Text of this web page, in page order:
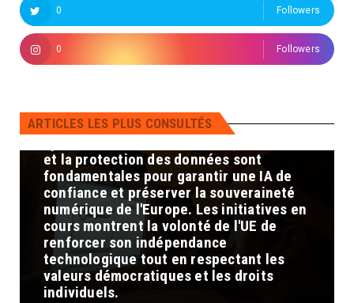
0 Followers
0 Followers
ARTICLES LES PLUS CONSULTÉS
doit réduire sa dépendance vis-à-vis des
géants technologiques américains et
asiatiques en développant ses propres
infrastructures et compétences en IA.
données est crucial pour maintenir la
confiance des citoyens et prévenir les
et la protection des données sont
fondamentales pour garantir une IA de
confiance et préserver la souveraineté
numérique de l'Europe. Les initiatives en
cours montrent la volonté de l'UE de
renforcer son indépendance
technologique tout en respectant les
valeurs démocratiques et les droits
individuels.